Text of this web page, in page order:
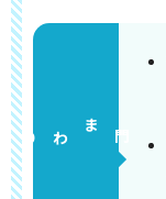
門まわり